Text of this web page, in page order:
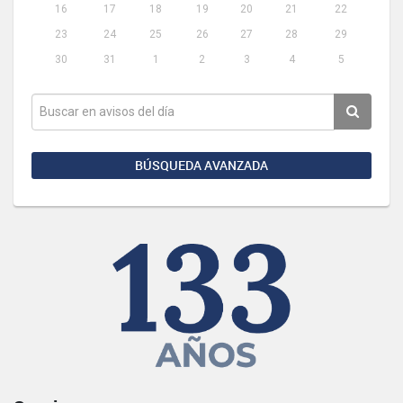
16
17 18 19 20 21
22
23
24 25 26 27 28
29
30
31 1 2 3 4 5
BÚSQUEDA AVANZADA